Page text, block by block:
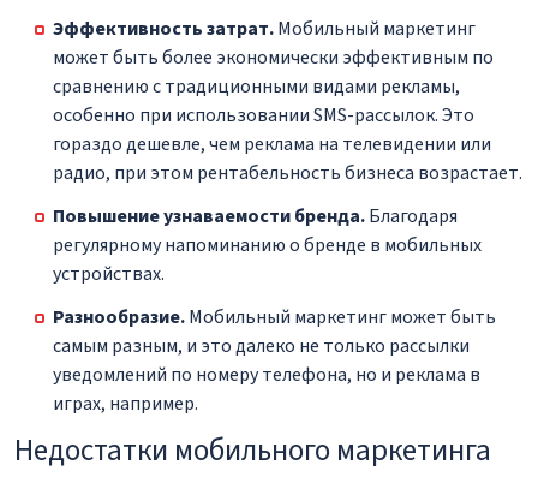
Эффективность затрат.Мобильный маркетинг
может быть более экономически эффективным по
сравнению с традиционными видами рекламы,
особенно при использовании SMS-рассылок. Это
гораздо дешевле, чем реклама на телевидении или
радио, при этом рентабельность бизнеса возрастает.
Повышение узнаваемости бренда.Благодаря
регулярному напоминанию о бренде в мобильных
устройствах.
Разнообразие.Мобильный маркетинг может быть
самым разным, и это далеко не только рассылки
уведомлений по номеру телефона, но и реклама в
играх, например.
Недостатки мобильного маркетинга